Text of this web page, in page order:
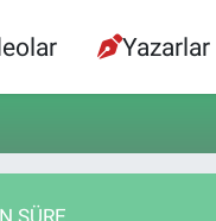
Yazarlar
SÜRE